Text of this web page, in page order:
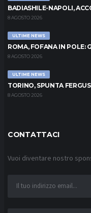
BADIASHILE-NAPOLI,
8 AGOSTO 2026
ULTIME NEWS
ROMA, FOFANA IN POLE:
8 AGOSTO 2026
ULTIME NEWS
TORINO, SPUNTA
8 AGOSTO 2026
CONTATTACI
Vuoi diventare nostro